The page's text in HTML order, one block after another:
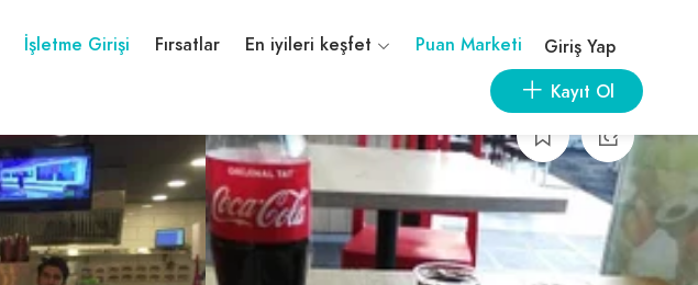
İşletme Girişi Fırsatlar En iyileri keşfet Puan Marketi
Giriş Yap
Kayıt Ol